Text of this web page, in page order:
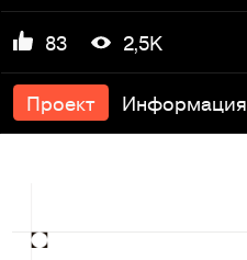
83 2,5K
Проект Информация